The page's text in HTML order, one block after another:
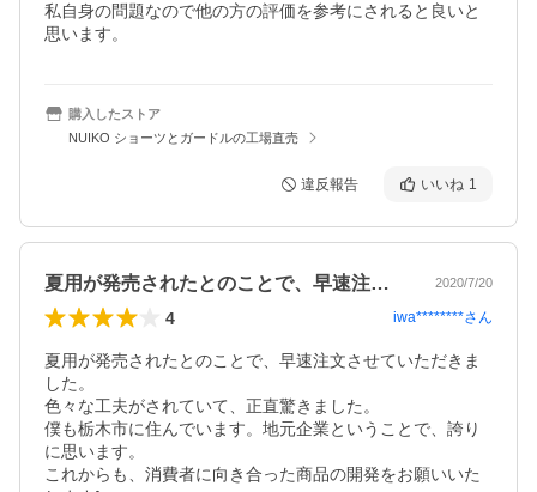
私自身の問題なので他の方の評価を参考にされると良いと
思います。
購入したストア
NUIKO ショーツとガードルの工場直売
違反報告 いいね 1
夏用が発売されたとのことで、早速注文さ… 2020/7/20
4 iwa********さん
夏用が発売されたとのことで、早速注文させていただきま
した。
色々な工夫がされていて、正直驚きました。
僕も栃木市に住んでいます。地元企業ということで、誇り
に思います。
これからも、消費者に向き合った商品の開発をお願いいた